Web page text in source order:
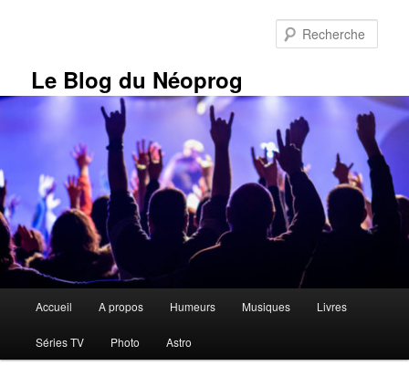
Le Blog du Néoprog
Accueil A propos Humeurs Musiques Livres
Séries TV Photo Astro